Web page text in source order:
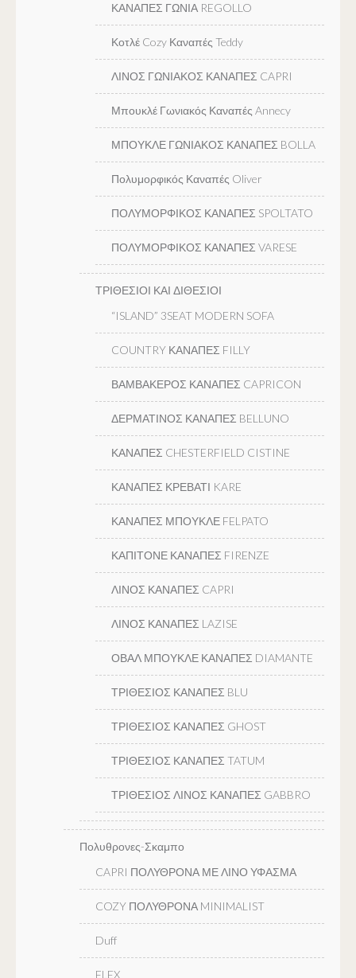
ΚΑΝΑΠΕΣ ΓΩΝΙΑ REGOLLO
Κοτλέ Cozy Καναπές Teddy
ΛΙΝΟΣ ΓΩΝΙΑΚΟΣ ΚΑΝΑΠΕΣ CAPRI
Μπουκλέ Γωνιακός Καναπές Annecy
ΜΠΟΥΚΛΕ ΓΩΝΙΑΚΟΣ ΚΑΝΑΠΕΣ BOLLA
Πολυμορφικός Καναπές Oliver
ΠΟΛΥΜΟΡΦΙΚΟΣ ΚΑΝΑΠΕΣ SPOLTATO
ΠΟΛΥΜΟΡΦΙΚΟΣ ΚΑΝΑΠΕΣ VARESE
ΤΡΙΘΕΣΙΟΙ ΚΑΙ ΔΙΘΕΣΙΟΙ
“ISLAND” 3SEAT MODERN SOFA
COUNTRY ΚΑΝΑΠΕΣ FILLY
ΒΑΜΒΑΚΕΡΟΣ ΚΑΝΑΠΕΣ CAPRICON
ΔΕΡΜΑΤΙΝΟΣ ΚΑΝΑΠΕΣ BELLUNO
ΚΑΝΑΠΕΣ CHESTERFIELD CISTINE
ΚΑΝΑΠΕΣ ΚΡΕΒΑΤΙ KARE
ΚΑΝΑΠΕΣ ΜΠΟΥΚΛΕ FELPATO
ΚΑΠΙΤΟΝΕ ΚΑΝΑΠΕΣ FIRENZE
ΛΙΝΟΣ ΚΑΝΑΠΕΣ CAPRI
ΛΙΝΟΣ ΚΑΝΑΠΕΣ LAZISE
ΟΒΑΛ ΜΠΟΥΚΛΕ ΚΑΝΑΠΕΣ DIAMANTE
ΤΡΙΘΕΣΙΟΣ ΚΑΝΑΠΕΣ BLU
ΤΡΙΘΕΣΙΟΣ ΚΑΝΑΠΕΣ GHOST
ΤΡΙΘΕΣΙΟΣ ΚΑΝΑΠΕΣ TATUM
ΤΡΙΘΕΣΙΟΣ ΛΙΝΟΣ ΚΑΝΑΠΕΣ GABBRO
Πολυθρονες-Σκαμπο
CAPRI ΠΟΛΥΘΡΟΝΑ ΜΕ ΛΙΝΟ ΥΦΑΣΜΑ
COZY ΠΟΛΥΘΡΟΝΑ MINIMALIST
Duff
FLEX